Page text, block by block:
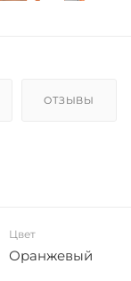
ОТЗЫВЫ
Цвет
Оранжевый